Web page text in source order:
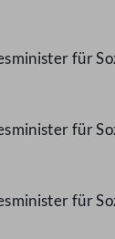
für
für
für